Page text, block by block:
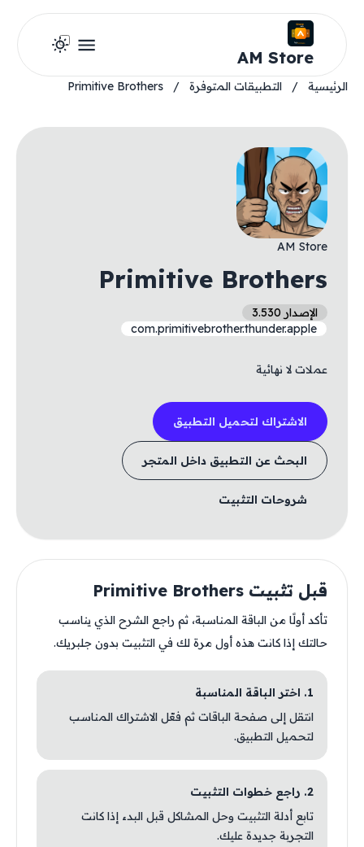
AM Store
الرئيسية / التطبيقات المتوفرة /
Primitive Brothers
AM Store
Primitive Brothers
الإصدار 3.530
com.primitivebrother.thunder.apple
عملات لا نهائية
الاشتراك لتحميل التطبيق
البحث عن التطبيق داخل المتجر
شروحات التثبيت
قبل تثبيت Primitive Brothers
تأكد أولًا من الباقة المناسبة، ثم راجع الشرح الذي يناسب
حالتك إذا كانت هذه أول مرة لك في التثبيت بدون جلبريك.
1. اختر الباقة المناسبة
انتقل إلى صفحة الباقات ثم فعّل الاشتراك المناسب
لتحميل التطبيق.
2. راجع خطوات التثبيت
تابع أدلة التثبيت وحل المشاكل قبل البدء إذا كانت
التجربة جديدة عليك.